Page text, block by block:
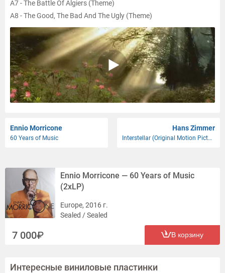
A7 - The Battle Of Algiers (Theme)
A8 - The Good, The Bad And The Ugly (Theme)
A9 - The Ecstasy Of Gold
A10 - Death Rides A Horse (Theme)
A11 - The Big Gundown (Opening Song)
B1 - Once Upon A Time In The West (Theme)
B2 - The Man With The Harmonica
B3 - Long Live The Revolution
B4 - The Ballad Of Hank McCain
B6 - Investigation Of A Citizen Above Suspicion
B7 - A Fistful Of Dynamite
C2 - Chi Mai
C3 - My Name Is Nobody
C4 - The Infernal Trio
C5 - Romanzo
C6 - Goodbye Palermo
D3 - Deborah's Theme
Ennio Morricone
60 Years of Music
Hans Zimmer
Interstellar (Original Motion Picture Soundtrack Expanded Edition)
Ennio Morricone — 60 Years of Music
(2xLP)
Europe, 2016 г.
Sealed / Sealed
7 000 В корзину
Интересные виниловые пластинки